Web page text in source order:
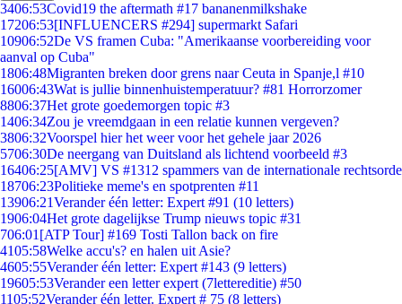
3406:53Covid19 the aftermath #17 bananenmilkshake
17206:53[INFLUENCERS #294] supermarkt Safari
10906:52De VS framen Cuba: "Amerikaanse voorbereiding voor
aanval op Cuba"
1806:48Migranten breken door grens naar Ceuta in Spanje,l #10
16006:43Wat is jullie binnenhuistemperatuur? #81 Horrorzomer
8806:37Het grote goedemorgen topic #3
1406:34Zou je vreemdgaan in een relatie kunnen vergeven?
3806:32Voorspel hier het weer voor het gehele jaar 2026
5706:30De neergang van Duitsland als lichtend voorbeeld #3
16406:25[AMV] VS #1312 spammers van de internationale rechtsorde
18706:23Politieke meme's en spotprenten #11
13906:21Verander één letter: Expert #91 (10 letters)
1906:04Het grote dagelijkse Trump nieuws topic #31
706:01 [ATP Tour] #169 Tosti Tallon back on fire
4105:58Welke accu's? en halen uit Asie?
4605:55Verander één letter: Expert #143 (9 letters)
19605:53Verander een letter expert (7lettereditie) #50
1105:52Verander één letter. Expert # 75 (8 letters)